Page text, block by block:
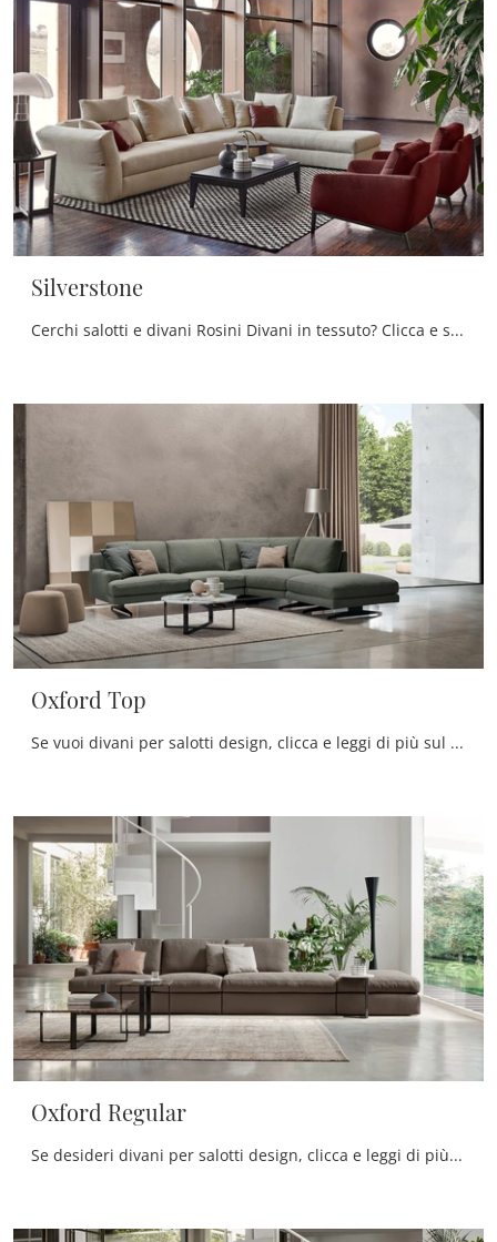
Silverstone
Cerchi salotti e divani Rosini Divani in tessuto? Clicca e scopri di più sul modello Silverstone per spazi design.
Oxford Top
Se vuoi divani per salotti design, clicca e leggi di più sul modello Oxford Top in tessuto della firma Rosini Divani.
Oxford Regular
Se desideri divani per salotti design, clicca e leggi di più sul modello Oxford Regular in tessuto dell'azienda Rosini Divani.